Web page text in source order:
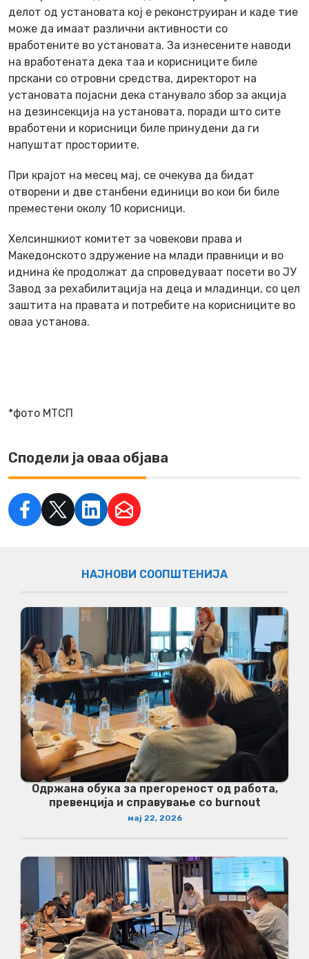
делот од установата кој е реконструиран и каде тие
може да имаат различни активности со
вработените во установата. За изнесените наводи
на вработената дека таа и корисниците биле
прскани со отровни средства, директорот на
установата појасни дека станувало збор за акција
на дезинсекција на установата, поради што сите
вработени и корисници биле принудени да ги
напуштат просториите.
При крајот на месец мај, се очекува да бидат
отворени и две станбени единици во кои би биле
преместени околу 10 корисници.
Хелсиншкиот комитет за човекови права и
Македонското здружение на млади правници и во
иднина ќе продолжат да спроведуваат посети во ЈУ
Завод за рехабилитација на деца и младинци, со цел
заштита на правата и потребите на корисниците во
оваа установа.
*фото МТСП
Сподели ја оваа објава
НАЈНОВИ СООПШТЕНИЈА
Одржана обука за прегореност од работа,
превенција и справување со burnout
мај 22, 2026